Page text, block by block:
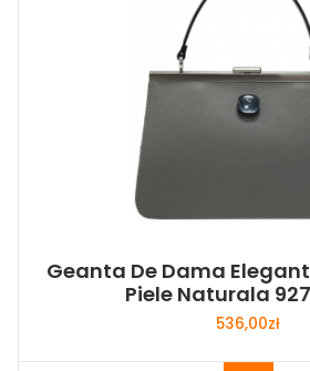
Geanta De Dama
Piele Naturala
536,00zł